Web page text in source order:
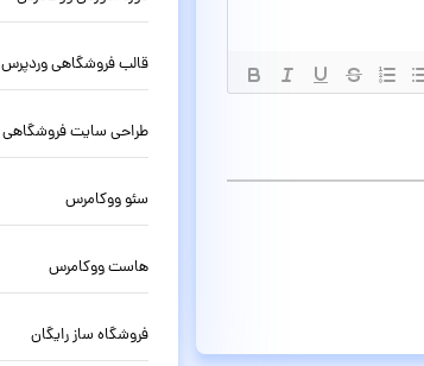
قالب فروشگاهی وردپرس
طراحی سایت فروشگاهی
سئو ووکامرس
هاست ووکامرس
فروشگاه ساز رایگان